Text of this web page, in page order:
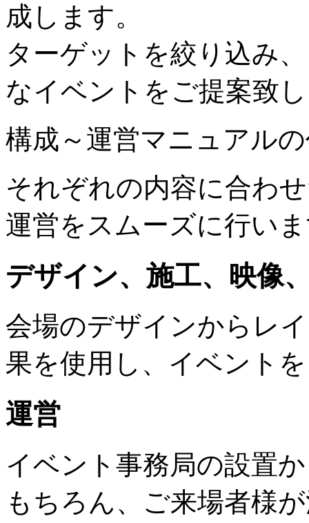
成します。
ターゲットを絞り込み
なイベントをご提案致
構成～運営マニュアル
それぞれの内容に合わ
運営をスムーズに行い
デザイン、施工、映像
会場のデザインからレ
果を使用し、イベント
運営
イベント事務局の設置
もちろん、ご来場者様